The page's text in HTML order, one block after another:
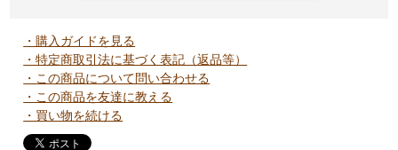
・購入ガイドを見る
・特定商取引法に基づく表記（返品等）
・この商品について問い合わせる
・この商品を友達に教える
・買い物を続ける